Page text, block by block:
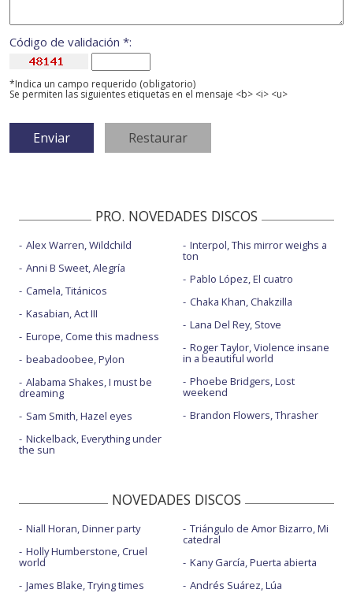
Código de validación *:
*Indica un campo requerido (obligatorio)
Se permiten las siguientes etiquetas en el mensaje <b> <i> <u>
PRO. NOVEDADES DISCOS
Alex Warren, Wildchild
Anni B Sweet, Alegría
Camela, Titánicos
Kasabian, Act III
Europe, Come this madness
beabadoobee, Pylon
Alabama Shakes, I must be
dreaming
Sam Smith, Hazel eyes
Nickelback, Everything under
the sun
Interpol, This mirror weighs a
ton
Pablo López, El cuatro
Chaka Khan, Chakzilla
Lana Del Rey, Stove
Roger Taylor, Violence insane
in a beautiful world
Phoebe Bridgers, Lost
weekend
Brandon Flowers, Thrasher
NOVEDADES DISCOS
Niall Horan, Dinner party
Holly Humberstone, Cruel
world
James Blake, Trying times
Triángulo de Amor Bizarro, Mi
catedral
Kany García, Puerta abierta
Andrés Suárez, Lúa